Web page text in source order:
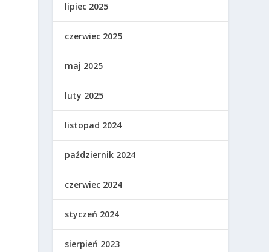
lipiec 2025
czerwiec 2025
maj 2025
luty 2025
listopad 2024
październik 2024
czerwiec 2024
styczeń 2024
sierpień 2023